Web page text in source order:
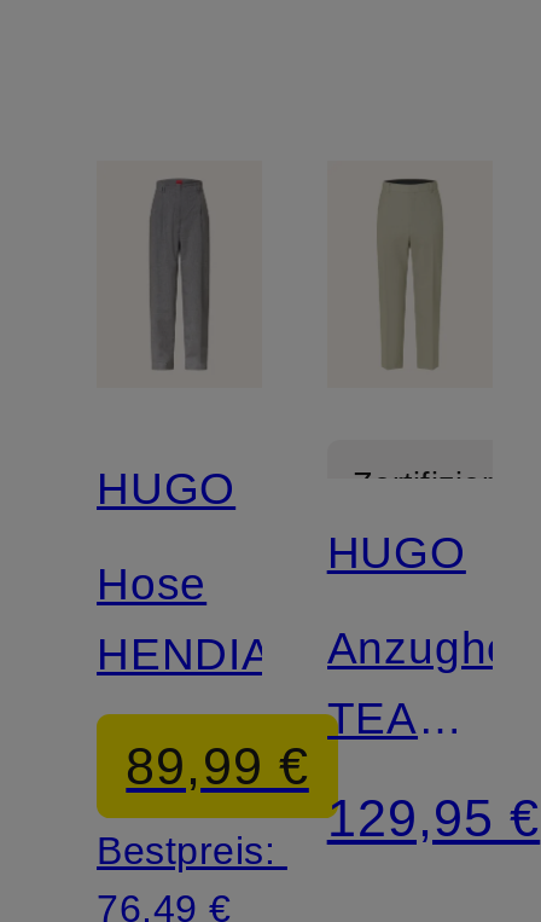
HUGO
Hose
HENDIA
89,99 €
Bestpreis:
76,49 €
Zertifiziert
Mix &
HUGO
TEAGAN
Regular
Fit
129,95 €